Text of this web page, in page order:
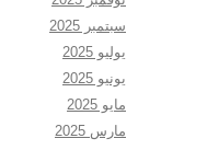
سبتمبر 2025
يوليو 2025
يونيو 2025
مايو 2025
مارس 2025